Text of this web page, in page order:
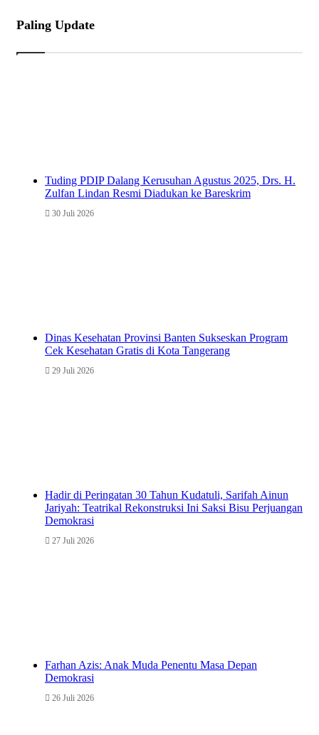
Paling Update
Tuding PDIP Dalang Kerusuhan Agustus 2025, Drs. H.
Zulfan Lindan Resmi Diadukan ke Bareskrim
30 Juli 2026
Dinas Kesehatan Provinsi Banten Sukseskan Program
Cek Kesehatan Gratis di Kota Tangerang
29 Juli 2026
Hadir di Peringatan 30 Tahun Kudatuli, Sarifah Ainun
Jariyah: Teatrikal Rekonstruksi Ini Saksi Bisu Perjuangan
Demokrasi
27 Juli 2026
Farhan Azis: Anak Muda Penentu Masa Depan
Demokrasi
26 Juli 2026